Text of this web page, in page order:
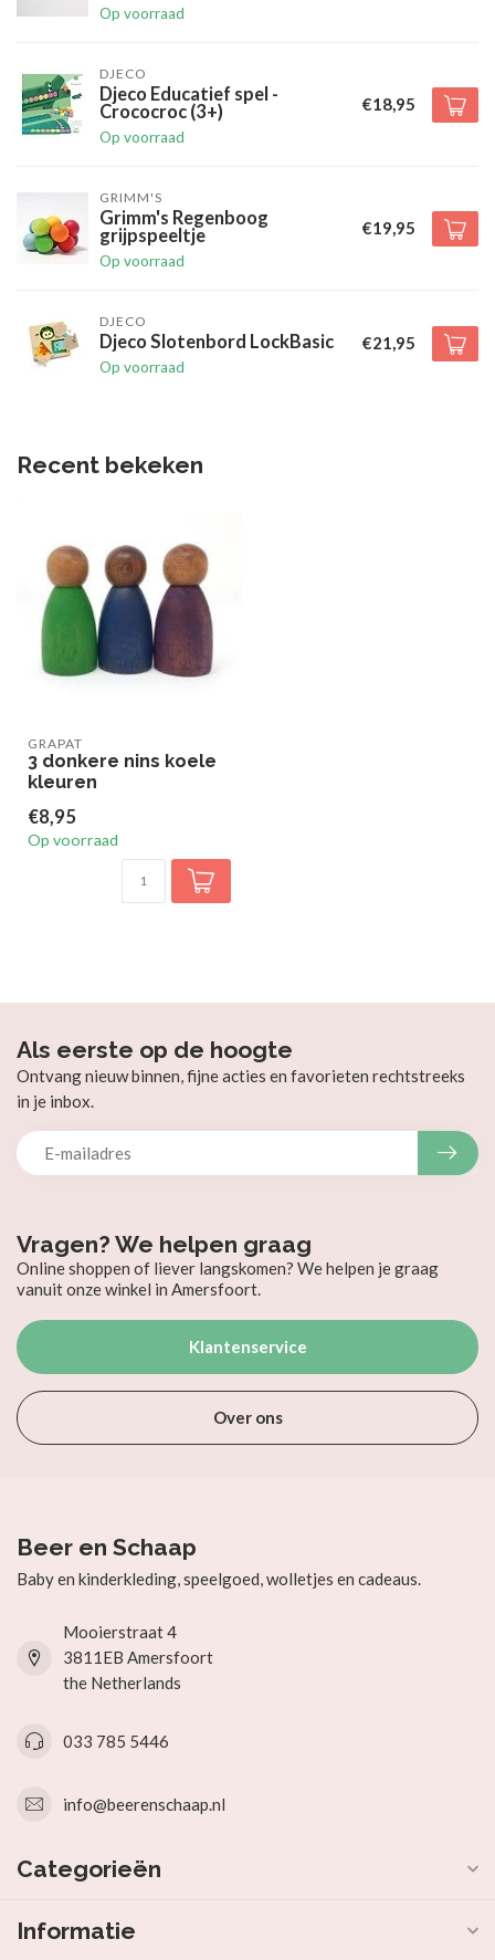
Op voorraad
DJECO
Djeco Educatief spel -
Crococroc (3+)
Op voorraad
€18,95
GRIMM'S
Grimm's Regenboog
grijpspeeltje
Op voorraad
€19,95
DJECO
Djeco Slotenbord LockBasic
Op voorraad
€21,95
Recent bekeken
GRAPAT
3 donkere nins koele
kleuren
€8,95
Op voorraad
Vragen? We helpen graag
Online shoppen of liever langskomen? We helpen je graag
vanuit onze winkel in Amersfoort.
Klantenservice
Over ons
Als eerste op de hoogte
Ontvang nieuw binnen, fijne acties en favorieten rechtstreeks
in je inbox.
Beer en Schaap
Baby en kinderkleding, speelgoed, wolletjes en cadeaus.
Mooierstraat 4
3811EB Amersfoort
the Netherlands
033 785 5446
info@beerenschaap.nl
Categorieën
Informatie